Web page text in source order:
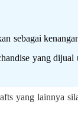
sebagai
yang dijual
yang lainnya